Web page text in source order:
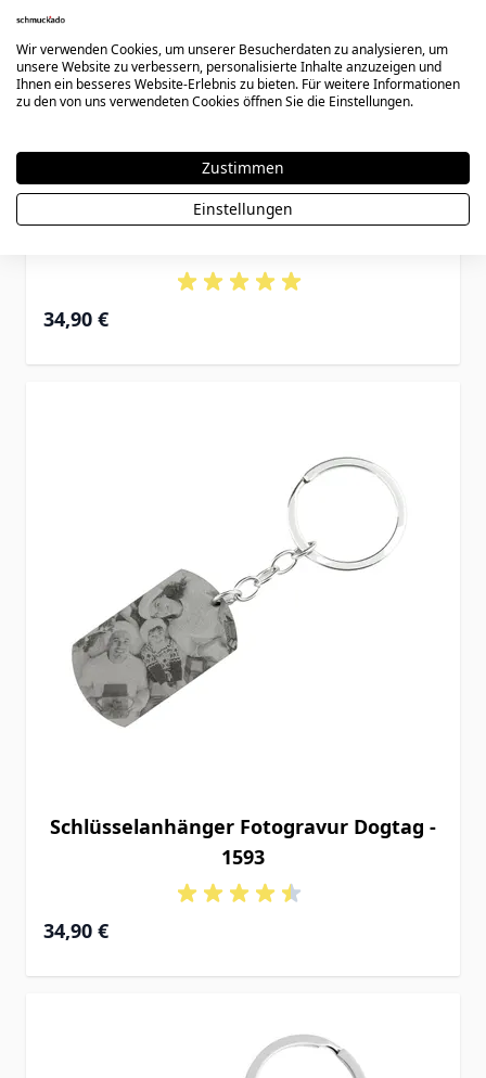
Anhänger mit Fotogravur silberfarben -
34,90 €
Schlüsselanhänger Fotogravur Dogtag -
1593
34,90 €
Wir verwenden Cookies, um unserer Besucherdaten zu analysieren, um
unsere Website zu verbessern, personalisierte Inhalte anzuzeigen und
Ihnen ein besseres Website-Erlebnis zu bieten. Für weitere Informationen
zu den von uns verwendeten Cookies öffnen Sie die Einstellungen.
Zustimmen
Einstellungen